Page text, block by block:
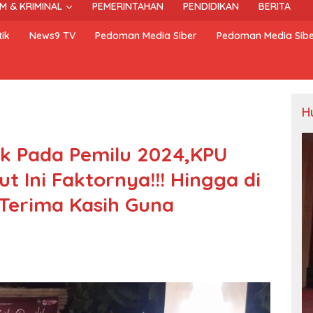
& KRIMINAL PEMERINTAHAN PENDIDIKAN BERITA
News9 TV Pedoman Media Siber Pedoman Media
Pada Pemilu 2024,KPU
Ini Faktornya!!! Hingga di
Kasih Guna